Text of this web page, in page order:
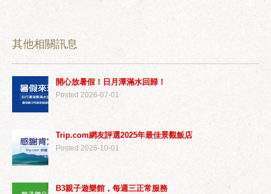
其他相關訊息
開心放暑假！日月潭滿水回歸！
Posted 2026-07-01
Trip.com網友評選2025年最佳景觀飯店
Posted 2025-10-01
B3親子遊樂館，每週三正常服務